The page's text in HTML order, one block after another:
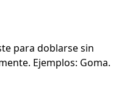
para doblarse sin
Ejemplos: Goma.